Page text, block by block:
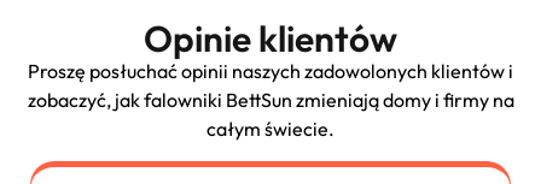
Opinie klientów
Proszę posłuchać opinii naszych zadowolonych klientów i
zobaczyć, jak falowniki BettSun zmieniają domy i firmy na
całym świecie.